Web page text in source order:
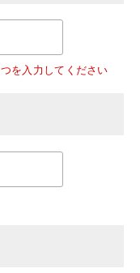
を入力してください